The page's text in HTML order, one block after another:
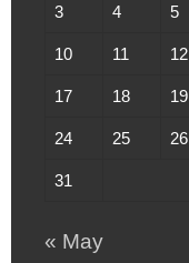
3 4 5
10 11 12
17 18 19
24 25 26
31
« May